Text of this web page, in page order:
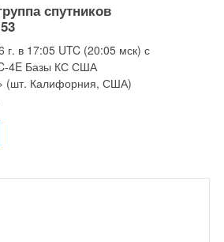
спутников
г. в 17:05 UTC (20:05 мск) с
4E Базы КС США
(шт. Калифорния, США)